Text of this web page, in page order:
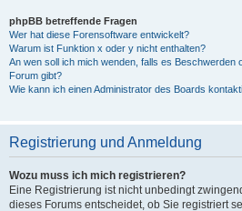
phpBB betreffende Fragen
Wer hat diese Forensoftware entwickelt?
Warum ist Funktion x oder y nicht enthalten?
An wen soll ich mich wenden, falls es Beschwerden
Forum gibt?
Wie kann ich einen Administrator des Boards
Registrierung und Anmeldung
Wozu muss ich mich registrieren?
Eine Registrierung ist nicht unbedingt
dieses Forums entscheidet, ob Sie registriert